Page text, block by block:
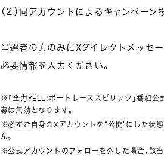
（２）同アカウントによるキャンペー
当選者の方のみにXダイレクトメッセ
必要情報を入力ください。
※「全力YELL！ボートレーススピリッツ」番組公
募は無効となります。
※必ずご自身のXアカウントを“公開”にした状
ん。
※公式アカウントのフォローを外した場合、該